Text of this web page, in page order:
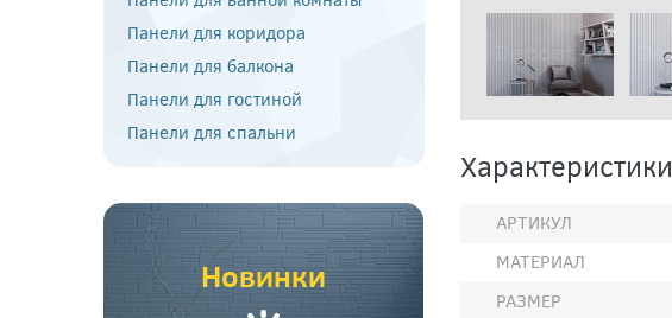
Панели для коридора
Панели для балкона
Панели для гостиной
Панели для спальни
Новинки
Характеристики
АРТИКУЛ
МАТЕРИАЛ
РАЗМЕР